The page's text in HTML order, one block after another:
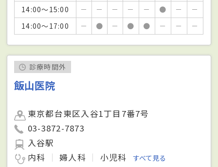
14:00～15:00
－ － － － － ● －
－
14:00～17:00
－ ● － ● ● － － －
診療時間外
飯山医院
東京都台東区入谷1丁目7番7号
03-3872-7873
入谷駅
内科
婦人科 小児科 すべて見る